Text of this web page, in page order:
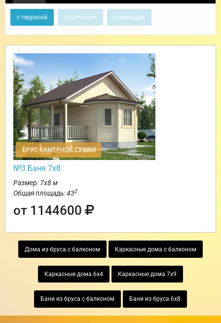
с террасой с балконом с верандой
БРУС КАМЕРНОЙ СУШКИ
№3 Баня 7х8
Размер: 7х8 м
Общая площадь: 432
от 1144600
Дома из бруса с балконом Каркасные дома с балконом
Каркасные дома 6х4 Каркасные дома 7х9
Бани из бруса с балконом Бани из бруса 6х8